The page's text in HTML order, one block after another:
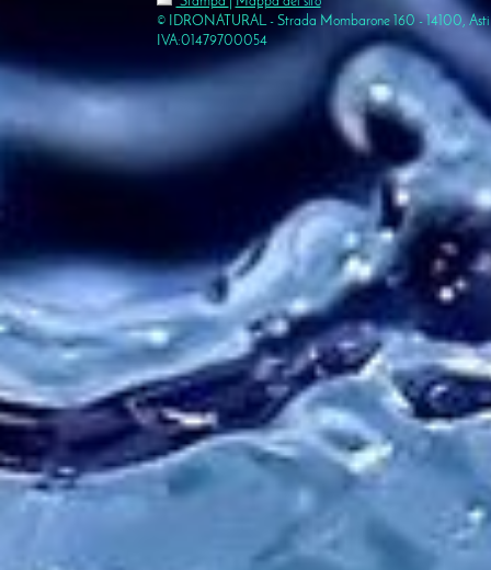
© IDRONATURAL - Strada Mombarone 160 - 14100, Asti
IVA:01479700054